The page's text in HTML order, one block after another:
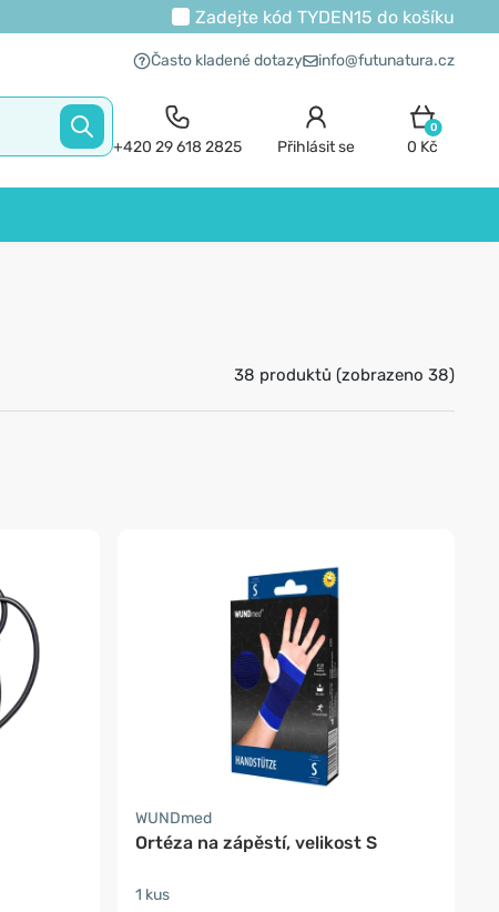
Zadejte kód TYDEN15 do košíku
Často kladené dotazy info@futunatura.cz
+420 29 618 2825 Přihlásit se
0
0 Kč
38 produktů (zobrazeno 38)
WUNDmed
Ortéza na zápěstí, velikost S
1 kus